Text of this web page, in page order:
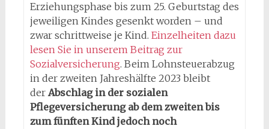
Erziehungsphase bis zum 25. Geburtstag des
jeweiligen Kindes gesenkt worden – und
zwar schrittweise je Kind. Einzelheiten dazu
lesen Sie in unserem Beitrag zur
Sozialversicherung. Beim Lohnsteuerabzug
in der zweiten Jahreshälfte 2023 bleibt
der Abschlag in der sozialen
Pflegeversicherung ab dem zweiten bis
zum fünften Kind jedoch noch